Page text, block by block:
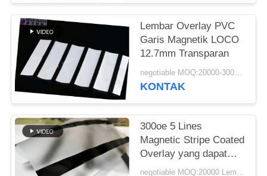
Lembar Overlay PVC
Garis Magnetik LOCO
12.7mm Transparan
negotiable MOQ:20000-30000 lembar
KONTAK
300oe 5 Lines
Magnetic Stripe Coated
Overlay yang dapat
dikupas
negotiable MOQ:20000 Lembar